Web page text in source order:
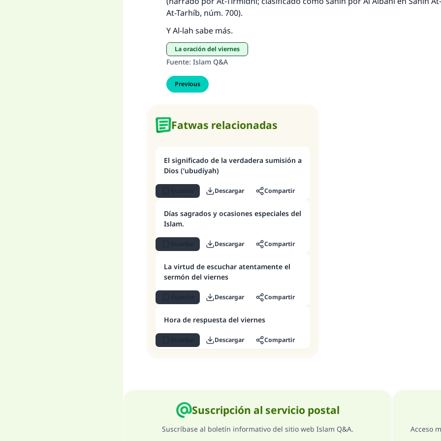
At-Tarhíb, núm. 700).
Y Al-lah sabe más.
La oración del viernes
Fuente: Islam Q&A
Previous
Fatwas relacionadas
El significado de la verdadera sumisión a
Dios (‘ubudíyah)
Descargar Compartir
Días sagrados y ocasiones especiales del
Islam.
Descargar Compartir
La virtud de escuchar atentamente el
sermón del viernes
Descargar Compartir
Hora de respuesta del viernes
Descargar Compartir
Suscripción al servicio postal
Suscríbase al boletín informativo del sitio web Islam Q&A. Acceso